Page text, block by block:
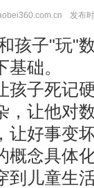
发布
"玩"数
础。
子死记硬
，让他对
让好事变
念具体化
到儿童生